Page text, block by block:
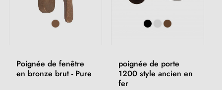
Poignée de fenêtre
en bronze brut - Pure
poignée de porte
1200 style ancien en
fer